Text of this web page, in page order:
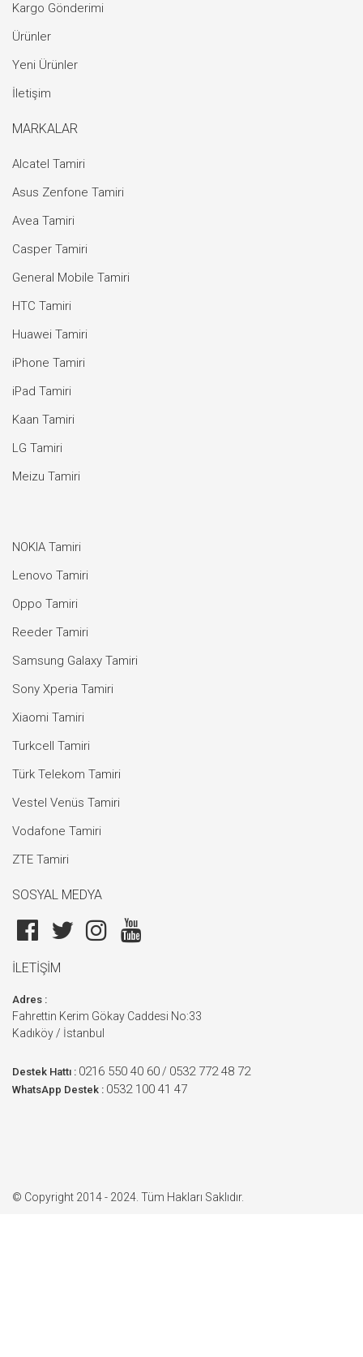
Kargo Gönderimi
Ürünler
Yeni Ürünler
İletişim
MARKALAR
Alcatel Tamiri
Asus Zenfone Tamiri
Avea Tamiri
Casper Tamiri
General Mobile Tamiri
HTC Tamiri
Huawei Tamiri
iPhone Tamiri
iPad Tamiri
Kaan Tamiri
LG Tamiri
Meizu Tamiri
NOKIA Tamiri
Lenovo Tamiri
Oppo Tamiri
Reeder Tamiri
Samsung Galaxy Tamiri
Sony Xperia Tamiri
Xiaomi Tamiri
Turkcell Tamiri
Türk Telekom Tamiri
Vestel Venüs Tamiri
Vodafone Tamiri
ZTE Tamiri
SOSYAL MEDYA
İLETİŞİM
Adres :
Fahrettin Kerim Gökay Caddesi No:33
Kadıköy / İstanbul
Destek Hattı : 0216 550 40 60 / 0532 772 48 72
WhatsApp Destek : 0532 100 41 47
© Copyright 2014 - 2024. Tüm Hakları Saklıdır.